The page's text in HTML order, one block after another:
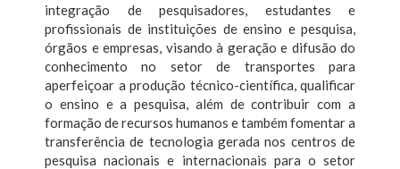
integração de pesquisadores, estudantes e
profissionais de instituições de ensino e pesquisa,
órgãos e empresas, visando à geração e difusão do
conhecimento no setor de transportes para
aperfeiçoar a produção técnico-científica, qualificar
o ensino e a pesquisa, além de contribuir com a
formação de recursos humanos e também fomentar a
transferência de tecnologia gerada nos centros de
pesquisa nacionais e internacionais para o setor